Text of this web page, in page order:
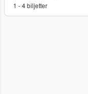
1 - 4 biljetter